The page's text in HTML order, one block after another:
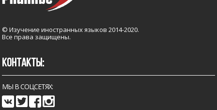
© Изучение иностранных языков 2014-2020.
Все права защищены.
КОНТАКТЫ:
МЫ В СОЦСЕТЯХ: